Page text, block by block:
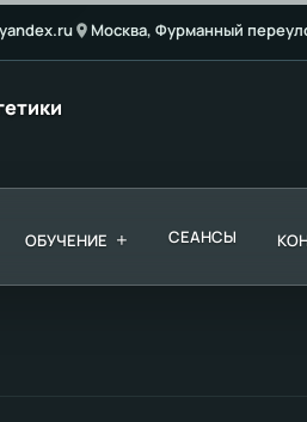
Москва, Фурманный
ОБУЧЕНИЕ + СЕАНСЫ